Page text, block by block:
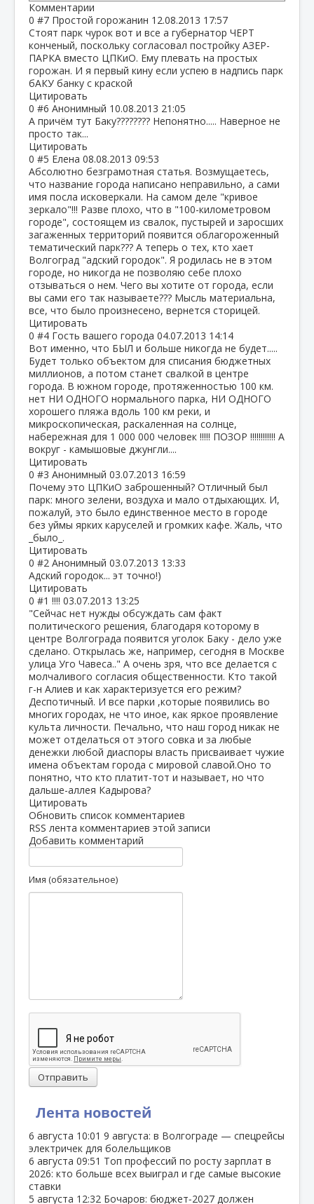
Лента новостей
6 августа 10:01 9 августа: в Волгограде — спецрейсы
электричек для болельщиков
6 августа 09:51 Топ профессий по росту зарплат в
2026: кто больше всех выиграл и где самые высокие
ставки
5 августа 12:32 Бочаров: бюджет‑2027 должен
Комментарии
0 #7 Простой горожанин 12.08.2013 17:57
Стоят парк чурок вот и все а губернатор ЧЕРТ
конченый, поскольку согласовал постройку АЗЕР-
ПАРКА вместо ЦПКиО. Ему плевать на простых
горожан. И я первый кину если успею в надпись парк
бАКУ банку с краской
Цитировать
0 #6 Анонимный 10.08.2013 21:05
А причём тут Баку???????? Непонятно..... Наверное не
просто так...
Цитировать
0 #5 Елена 08.08.2013 09:53
Абсолютно безграмотная статья. Возмущаетесь,
что название города написано неправильно, а сами
имя посла исковеркали. На самом деле "кривое
зеркало"!!! Разве плохо, что в "100-километровом
городе", состоящем из свалок, пустырей и заросших
загаженных территорий появится облагороженный
тематический парк??? А теперь о тех, кто хает
Волгоград "адский городок". Я родилась не в этом
городе, но никогда не позволяю себе плохо
отзываться о нем. Чего вы хотите от города, если
вы сами его так называете??? Мысль материальна,
все, что было произнесено, вернется сторицей.
Цитировать
0 #4 Гость вашего города 04.07.2013 14:14
Вот именно, что БЫЛ и больше никогда не будет.....
Будет только объектом для списания бюджетных
миллионов, а потом станет свалкой в центре
города. В южном городе, протяженностью 100 км.
нет НИ ОДНОГО нормального парка, НИ ОДНОГО
хорошего пляжа вдоль 100 км реки, и
микроскопическая, раскаленная на солнце,
набережная для 1 000 000 человек !!!!! ПОЗОР !!!!!!!!!!!! А
вокруг - камышовые джунгли....
Цитировать
0 #3 Анонимный 03.07.2013 16:59
Почему это ЦПКиО заброшенный? Отличный был
парк: много зелени, воздуха и мало отдыхающих. И,
пожалуй, это было единственное место в городе
без уймы ярких каруселей и громких кафе. Жаль, что
_было_.
Цитировать
0 #2 Анонимный 03.07.2013 13:33
Адский городок... эт точно!)
Цитировать
0 #1 !!!! 03.07.2013 13:25
"Сейчас нет нужды обсуждать сам факт
политического решения, благодаря которому в
центре Волгограда появится уголок Баку - дело уже
сделано. Открылась же, например, сегодня в Москве
улица Уго Чавеса.." А очень зря, что все делается с
молчаливого согласия общественности. Кто такой
г-н Алиев и как характеризуется его режим?
Деспотичный. И все парки ,которые появились во
многих городах, не что иное, как яркое проявление
культа личности. Печально, что наш город никак не
может отделаться от этого совка и за любые
денежки любой диаспоры власть присваивает чужие
имена объектам города с мировой славой.Оно то
понятно, что кто платит-тот и называет, но что
дальше-аллея Кадырова?
Цитировать
Обновить список комментариев
RSS лента комментариев этой записи
Добавить комментарий
Имя (обязательное)
Отправить